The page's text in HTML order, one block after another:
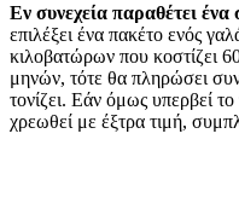
Εν συνεχεία παραθέτει ένα
επιλέξει ένα πακέτο ενός
κιλοβατώρων που κοστίζει
μηνών, τότε θα πληρώσει
τονίζει. Εάν όμως υπερβεί
χρεωθεί με έξτρα τιμή,